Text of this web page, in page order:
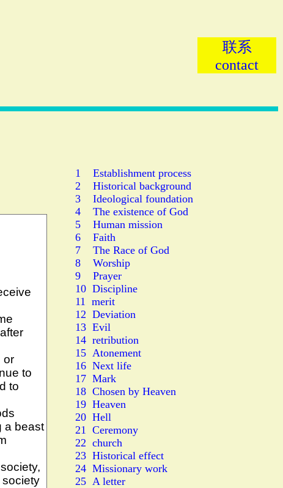
联系
contact
1 Establishment process
2 Historical background
3 Ideological foundation
4 The existence of God
5 Human mission
6 Faith
7 The Race of God
8 Worship
9 Prayer
10 Discipline
11 merit
12 Deviation
13 Evil
14 retribution
15 Atonement
16 Next life
17 Mark
18 Chosen by Heaven
19 Heaven
20 Hell
21 Ceremony
22 church
23 Historical effect
24 Missionary work
25 A letter